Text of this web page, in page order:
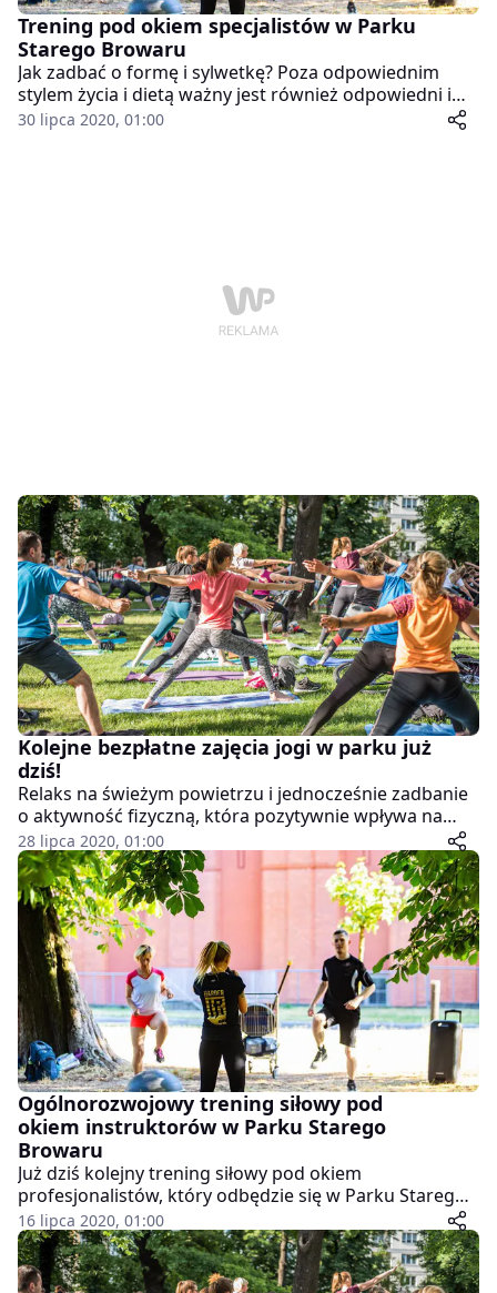
Trening pod okiem specjalistów w Parku
Starego Browaru
Jak zadbać o formę i sylwetkę? Poza odpowiednim
stylem życia i dietą ważny jest również odpowiedni i
regularny trening. Warto robić to pod okiem
30 lipca 2020, 01:00
Kolejne bezpłatne zajęcia jogi w parku już
dziś!
Relaks na świeżym powietrzu i jednocześnie zadbanie
o aktywność fizyczną, która pozytywnie wpływa na
całe ciało – już dziś kolejny bezpłatny trening jogi w
Parku Starego Browaru.
28 lipca 2020, 01:00
Ogólnorozwojowy trening siłowy pod
okiem instruktorów w Parku Starego
Browaru
Już dziś kolejny trening siłowy pod okiem
profesjonalistów, który odbędzie się w Parku Starego
Browaru.
16 lipca 2020, 01:00